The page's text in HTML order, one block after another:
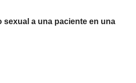
a una paciente en una